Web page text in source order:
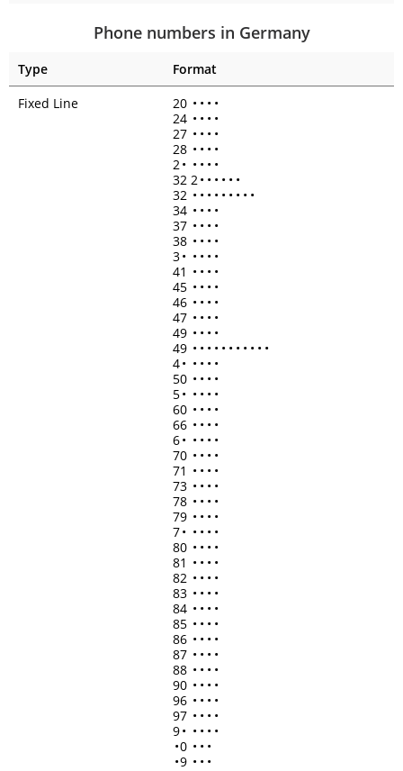
Phone numbers in Germany
Type
Format
Fixed Line
20 • • • •
24 • • • •
27 • • • •
28 • • • •
2• • • • •
32 2• • • • • •
32 • • • • • • • • •
34 • • • •
37 • • • •
38 • • • •
3• • • • •
41 • • • •
45 • • • •
46 • • • •
47 • • • •
49 • • • •
49 • • • • • • • • • • •
4• • • • •
50 • • • •
5• • • • •
60 • • • •
66 • • • •
6• • • • •
70 • • • •
71 • • • •
73 • • • •
78 • • • •
79 • • • •
7• • • • •
80 • • • •
81 • • • •
82 • • • •
83 • • • •
84 • • • •
85 • • • •
86 • • • •
87 • • • •
88 • • • •
90 • • • •
96 • • • •
97 • • • •
9• • • • •
•0 • • •
•9 • • •